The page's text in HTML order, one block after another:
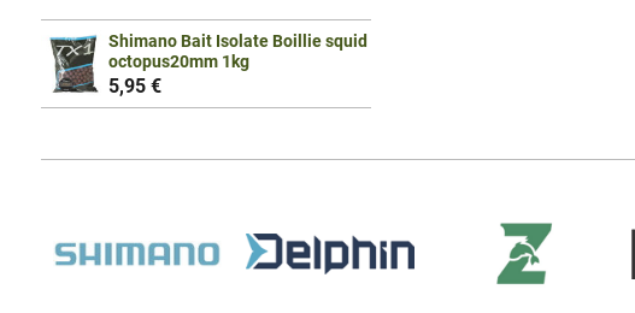
Shimano Bait Isolate Boillie squid
octopus20mm 1kg
5,95 €